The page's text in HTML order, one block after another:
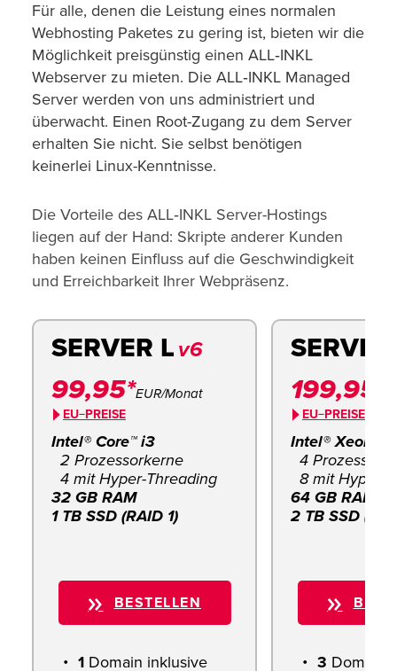
Für alle, denen die Leistung eines normalen
Webhosting Paketes zu gering ist, bieten wir die
Möglichkeit preisgünstig einen ALL‑INKL
Webserver zu mieten. Die ALL‑INKL Managed
Server werden von uns administriert und
überwacht. Einen Root-Zugang zu dem Server
erhalten Sie nicht. Sie selbst benötigen
keinerlei Linux-Kenntnisse.
Die Vorteile des ALL‑INKL Server-Hostings
liegen auf der Hand: Skripte anderer Kunden
haben keinen Einfluss auf die Geschwindigkeit
und Erreichbarkeit Ihrer Webpräsenz.
SERVER L v6
99,95*EUR/Monat
EU−PREISE
Intel® Core™ i3
2 Prozessorkerne
4 mit Hyper-Threading
32 GB RAM
1 TB SSD (RAID 1)
BESTELLEN
1 Domain inklusive
199,95*
EU−PREISE
Intel® Xeon™
4
8 mit Hyper-
64 GB RAM
2 TB SSD
3